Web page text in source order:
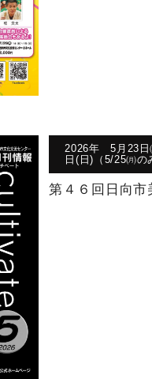
2026年 5月23日
日(日)（5/25㈪の
第４６回日向市